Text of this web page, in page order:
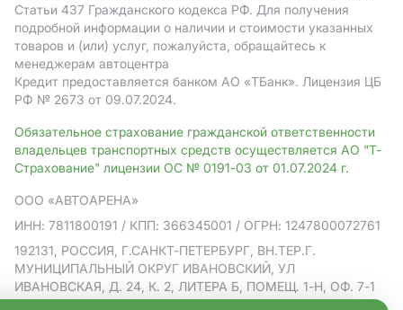
Статьи 437 Гражданского кодекса РФ. Для получения
подробной информации о наличии и стоимости указанных
товаров и (или) услуг, пожалуйста, обращайтесь к
менеджерам автоцентра
Кредит предоставляется банком АO «ТБанк». Лицензия ЦБ
РФ № 2673 от 09.07.2024.
Обязательное страхование гражданской ответственности
владельцев транспортных средств осуществляется АО "Т-
Страхование" лицензии ОС № 0191-03 от 01.07.2024 г.
ООО «АВТОАРЕНА»
ИНН: 7811800191 / КПП: 366345001 / ОГРН: 1247800072761
192131, РОССИЯ, Г.САНКТ-ПЕТЕРБУРГ, ВН.ТЕР.Г.
МУНИЦИПАЛЬНЫЙ ОКРУГ ИВАНОВСКИЙ, УЛ
ИВАНОВСКАЯ, Д. 24, К. 2, ЛИТЕРА Б, ПОМЕЩ. 1-Н, ОФ. 7-1